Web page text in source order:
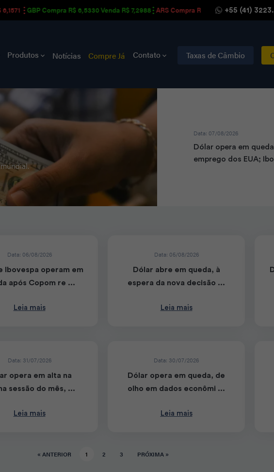
GBP Compra R$ 6,5330 Venda R$ 7,2988 ARS Compra R$ 0,0016 Venda R$ 0,0048
+55 (41)
Produtos Notícias Compre Já Contato Taxas de Câmbio
Data: 07/08/2026
Dólar opera em
emprego dos EUA;
Data: 06/08/2026
Ibovespa operam em
após Copom re ...
Leia mais
Data: 05/08/2026
Dólar abre em queda, à
espera da nova decisão ...
Leia mais
Data: 31/07/2026
opera em alta na
sessão do mês, ...
Leia mais
Data: 30/07/2026
Dólar opera em queda, de
olho em dados econômi ...
Leia mais
« ANTERIOR 1 2 3 PRÓXIMA »